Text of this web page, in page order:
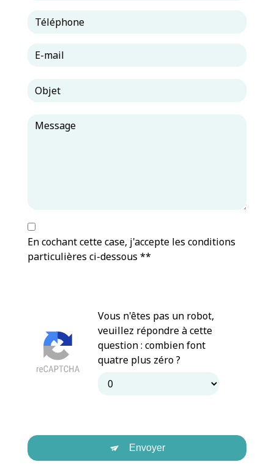
En cochant cette case, j'accepte les conditions
particulières ci-dessous **
Vous n'êtes pas un robot,
veuillez répondre à cette
question : combien font
quatre plus zéro ?
Envoyer